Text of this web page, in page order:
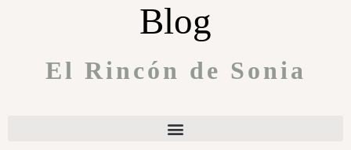
Blog
El Rincón de Sonia